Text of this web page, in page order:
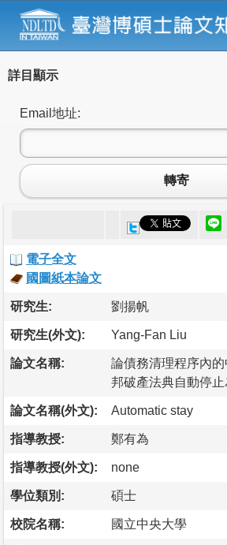
詳目顯示
Email地址:
轉寄
電子全文
國圖紙本論文
研究生: 劉揚帆
研究生(外文): Yang-Fan Liu
論文名稱:
論債務清理程序內
邦破產法典自動停
論文名稱(外文): Automatic stay
指導教授: 鄭有為
指導教授(外文): none
學位類別: 碩士
校院名稱: 國立中央大學